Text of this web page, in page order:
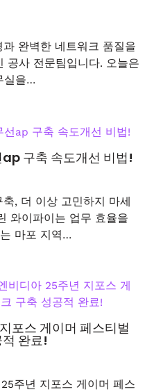
완벽한 네트워크 품질을
공사 전문팀입니다. 오늘은
실을…
구축 속도개선 비법!
, 더 이상 고민하지 마세
와이파이는 업무 효율을
마포 지역…
포스 게이머 페스티벌
완료!
주년 지포스 게이머 페스